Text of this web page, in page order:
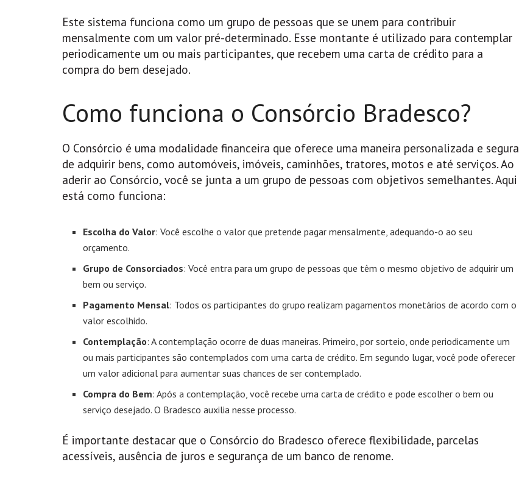
Este sistema funciona como um grupo de pessoas que se unem para contribuir
mensalmente com um valor pré-determinado. Esse montante é utilizado para contemplar
periodicamente um ou mais participantes, que recebem uma carta de crédito para a
compra do bem desejado.
Como funciona o Consórcio Bradesco?
O Consórcio é uma modalidade financeira que oferece uma maneira personalizada e segura
de adquirir bens, como automóveis, imóveis, caminhões, tratores, motos e até serviços. Ao
aderir ao Consórcio, você se junta a um grupo de pessoas com objetivos semelhantes. Aqui
está como funciona:
Escolha do Valor: Você escolhe o valor que pretende pagar mensalmente, adequando-o ao seu
orçamento.
Grupo de Consorciados: Você entra para um grupo de pessoas que têm o mesmo objetivo de adquirir um
bem ou serviço.
Pagamento Mensal: Todos os participantes do grupo realizam pagamentos monetários de acordo com o
valor escolhido.
Contemplação: A contemplação ocorre de duas maneiras. Primeiro, por sorteio, onde periodicamente um
ou mais participantes são contemplados com uma carta de crédito. Em segundo lugar, você pode oferecer
um valor adicional para aumentar suas chances de ser contemplado.
Compra do Bem: Após a contemplação, você recebe uma carta de crédito e pode escolher o bem ou
serviço desejado. O Bradesco auxilia nesse processo.
É importante destacar que o Consórcio do Bradesco oferece flexibilidade, parcelas
acessíveis, ausência de juros e segurança de um banco de renome.